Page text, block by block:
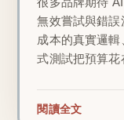
無效嘗試與錯
成本的真實邏
式測試把預算花
閱讀全文